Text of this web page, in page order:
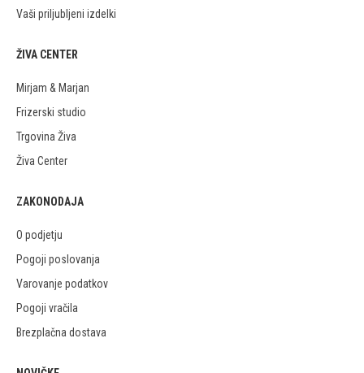
Vaši priljubljeni izdelki
ŽIVA CENTER
Mirjam & Marjan
Frizerski studio
Trgovina Živa
Živa Center
ZAKONODAJA
O podjetju
Pogoji poslovanja
Varovanje podatkov
Pogoji vračila
Brezplačna dostava